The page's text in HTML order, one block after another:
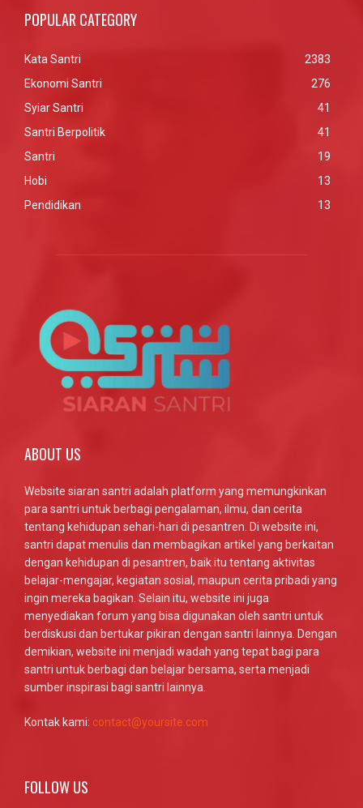
POPULAR CATEGORY
Kata Santri
2383
Ekonomi Santri
276
Syiar Santri
41
Santri Berpolitik
41
Santri
19
Hobi
13
Pendidikan
13
ABOUT US
Website siaran santri adalah platform yang memungkinkan
para santri untuk berbagi pengalaman, ilmu, dan cerita
tentang kehidupan sehari-hari di pesantren. Di website ini,
santri dapat menulis dan membagikan artikel yang berkaitan
dengan kehidupan di pesantren, baik itu tentang aktivitas
belajar-mengajar, kegiatan sosial, maupun cerita pribadi yang
ingin mereka bagikan. Selain itu, website ini juga
menyediakan forum yang bisa digunakan oleh santri untuk
berdiskusi dan bertukar pikiran dengan santri lainnya. Dengan
demikian, website ini menjadi wadah yang tepat bagi para
santri untuk berbagi dan belajar bersama, serta menjadi
sumber inspirasi bagi santri lainnya.
Kontak kami: contact@yoursite.com
FOLLOW US